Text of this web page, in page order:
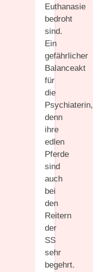
Euthanasie
bedroht
sind.
Ein
gefährlicher
Balanceakt
für
die
Psychiaterin,
denn
ihre
edlen
Pferde
sind
auch
bei
den
Reitern
der
SS
sehr
begehrt.